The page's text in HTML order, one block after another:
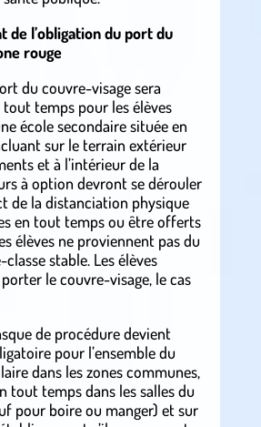
de l’obligation du port du
rouge
du couvre-visage sera
temps pour les élèves
école secondaire située en
sur le terrain extérieur
et à l’intérieur de la
à option devront se dérouler
de la distanciation physique
en tout temps ou être offerts
élèves ne proviennent pas du
stable. Les élèves
le couvre-visage, le cas
de procédure devient
pour l’ensemble du
dans les zones communes,
tout temps dans les salles du
pour boire ou manger) et sur